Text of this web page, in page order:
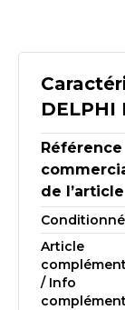
DELPHI
Référence
de l’article
Article
/ Info